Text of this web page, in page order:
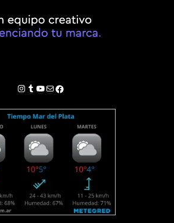
Instagram
Tumblr
YouTube
Correo electrónico
Facebook